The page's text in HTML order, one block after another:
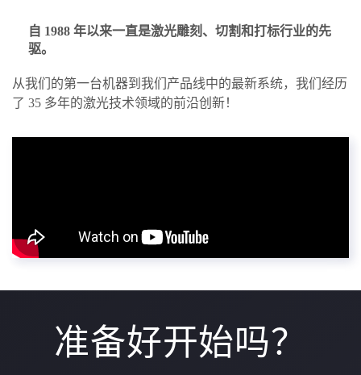
自 1988 年以来一直是激光雕刻、切割和打标行业的先
驱。
从我们的第一台机器到我们产品线中的最新系统，我们经历
了 35 多年的激光技术领域的前沿创新！
准备好开始吗？